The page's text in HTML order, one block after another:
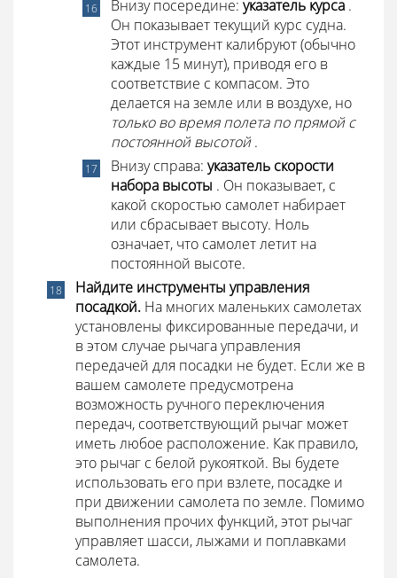
Внизу посередине: указатель курса .
Он показывает текущий курс судна.
Этот инструмент калибруют (обычно
каждые 15 минут), приводя его в
соответствие с компасом. Это
делается на земле или в воздухе, но
только во время полета по прямой с
постоянной высотой.
Внизу справа: указатель скорости
набора высоты . Он показывает, с
какой скоростью самолет набирает
или сбрасывает высоту. Ноль
означает, что самолет летит на
постоянной высоте.
Найдите инструменты управления
посадкой. На многих маленьких самолетах
установлены фиксированные передачи, и
в этом случае рычага управления
передачей для посадки не будет. Если же в
вашем самолете предусмотрена
возможность ручного переключения
передач, соответствующий рычаг может
иметь любое расположение. Как правило,
это рычаг с белой рукояткой. Вы будете
использовать его при взлете, посадке и
при движении самолета по земле. Помимо
выполнения прочих функций, этот рычаг
управляет шасси, лыжами и поплавками
самолета.